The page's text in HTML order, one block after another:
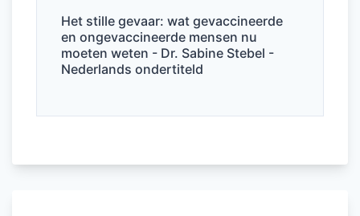
Het stille gevaar: wat gevaccineerde
en ongevaccineerde mensen nu
moeten weten - Dr. Sabine Stebel -
Nederlands ondertiteld